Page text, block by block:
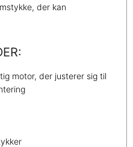
der kan
motor, der justerer sig til